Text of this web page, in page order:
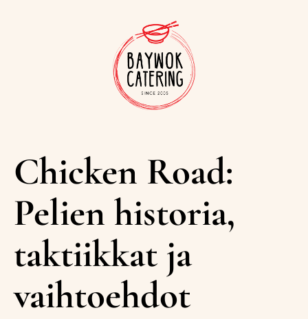
Chicken Road:
Pelien historia,
taktiikkat ja
vaihtoehdot